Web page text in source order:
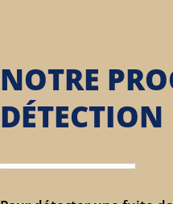
NOTRE
DÉTECTION